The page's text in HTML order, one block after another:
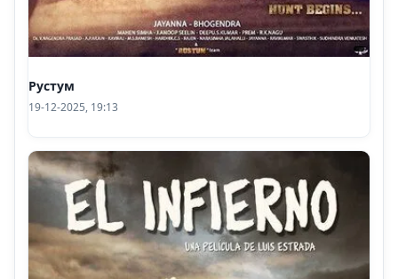
Рустум
19-12-2025, 19:13